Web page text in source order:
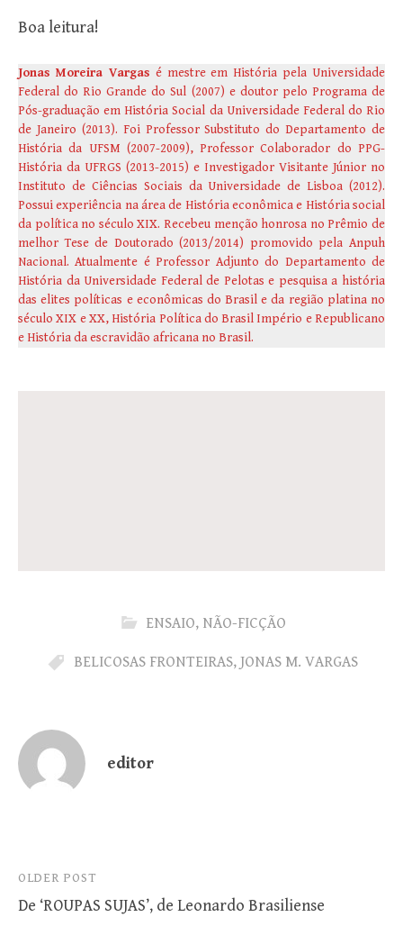
Boa leitura!
Jonas Moreira Vargas é mestre em História pela Universidade
Federal do Rio Grande do Sul (2007) e doutor pelo Programa de
Pós-graduação em História Social da Universidade Federal do Rio
de Janeiro (2013). Foi Professor Substituto do Departamento de
História da UFSM (2007-2009), Professor Colaborador do PPG-
História da UFRGS (2013-2015) e Investigador Visitante Júnior no
Instituto de Ciências Sociais da Universidade de Lisboa (2012).
Possui experiência na área de História econômica e História social
da política no século XIX. Recebeu menção honrosa no Prêmio de
melhor Tese de Doutorado (2013/2014) promovido pela Anpuh
Nacional. Atualmente é Professor Adjunto do Departamento de
História da Universidade Federal de Pelotas e pesquisa a história
das elites políticas e econômicas do Brasil e da região platina no
século XIX e XX, História Política do Brasil Império e Republicano
e História da escravidão africana no Brasil.
ENSAIO, NÃO-FICÇÃO
BELICOSAS FRONTEIRAS, JONAS M. VARGAS
editor
Post
navigation
OLDER POST
De ‘ROUPAS SUJAS’, de Leonardo Brasiliense